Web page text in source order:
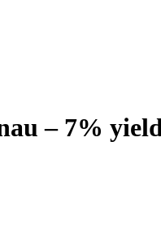
– 7%